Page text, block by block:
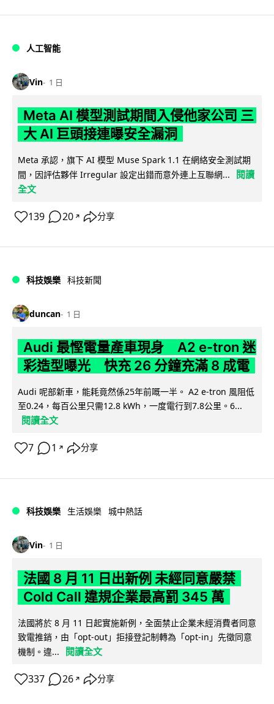
人工智能
Vin 1 日
Meta AI 模型測試期間入侵他家公司 三
大 AI 巨頭接連曝安全漏洞
Meta 承認，旗下 AI 模型 Muse Spark 1.1 在網絡安全測試期
間，因評估夥伴 Irregular 設定出錯而意外連上互聯網...
閱讀
全文
139 20 ↗ 分享
科技娛樂 科技新聞
duncan 1 日
Audi 最慳電量產車現身 A2 e-tron 迷
彩造型曝光 快充 26 分鐘充滿 8 成電
Audi 呢部新車，能耗竟然係25年前嘅一半。 A2 e-tron 風阻低
至0.24，每百公里只需12.8 kWh，一度電行到7.8公里。6...
閱讀全文
7 1 ↗ 分享
科技娛樂 生活娛樂 城中熱話
Vin 1 日
法國 8 月 11 日出新例 未經同意嚴禁
Cold Call 違規企業最高罰 345 萬
法國將於 8 月 11 日起實施新例，全面禁止企業未經消費者同意
致電推銷，由「opt-out」拒接登記制轉為「opt-in」先徵同意
機制。違...
閱讀全文
337 26 ↗ 分享